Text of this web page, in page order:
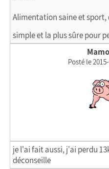
Alimentation saine et
simple et la plus sûre pour
Posté le
je l'ai fait aussi, j'ai perdu
déconseille